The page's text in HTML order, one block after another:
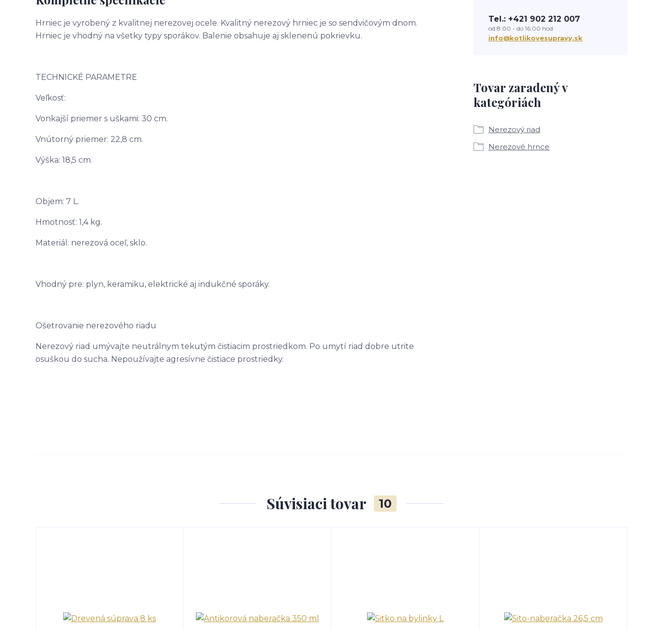
Hrniec je vyrobený z kvalitnej nerezovej ocele. Kvalitný nerezový hrniec je so sendvičovým dnom.
Hrniec je vhodný na všetky typy sporákov. Balenie obsahuje aj sklenenú pokrievku.
TECHNICKÉ PARAMETRE
Veľkosť:
Vonkajší priemer s uškami: 30 cm.
Vnútorný priemer: 22,8 cm.
Výška: 18,5 cm.
Objem: 7 L.
Hmotnosť: 1,4 kg.
Materiál: nerezová oceľ, sklo.
Vhodný pre: plyn, keramiku, elektrické aj indukčné sporáky.
Ošetrovanie nerezového riadu
Nerezový riad umývajte neutrálnym tekutým čistiacim prostriedkom. Po umytí riad dobre utrite
osuškou do sucha. Nepoužívajte agresívne čistiace prostriedky.
Tovar zaradený v
kategóriách
Nerezový riad
Nerezové hrnce
Tel.: +421 902 212 007
od 8:00 - do 16:00 hod
info@kotlikovesupravy.sk
Súvisiaci tovar 10